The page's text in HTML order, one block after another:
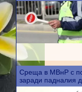
Среща в МВнР с
заради падналия